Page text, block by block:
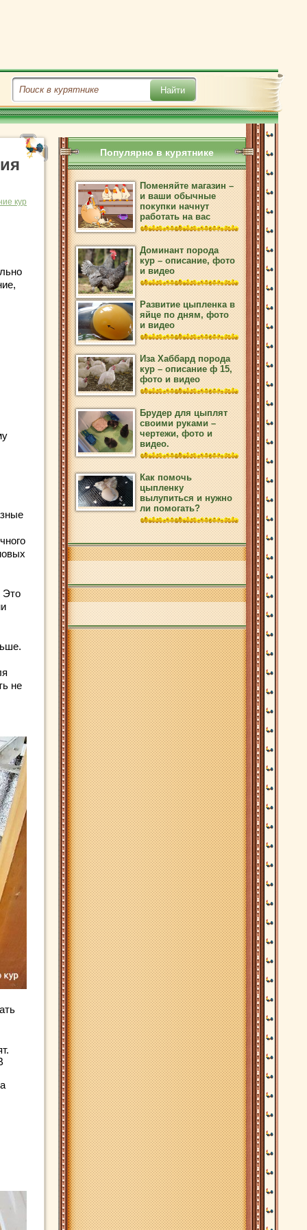
кур
Это
не
Популярно в курятнике
Поменяйте магазин –
и ваши обычные
покупки начнут
работать на вас
Доминант порода
кур – описание, фото
и видео
Развитие цыпленка в
яйце по дням, фото
и видео
Иза Хаббард порода
кур – описание ф 15,
фото и видео
Брудер для цыплят
своими руками –
чертежи, фото и
видео.
Как помочь
цыпленку
вылупиться и нужно
ли помогать?